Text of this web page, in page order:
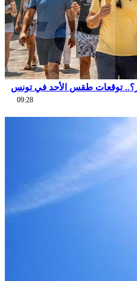
توقعات طقس الأحد في تونس
09:28